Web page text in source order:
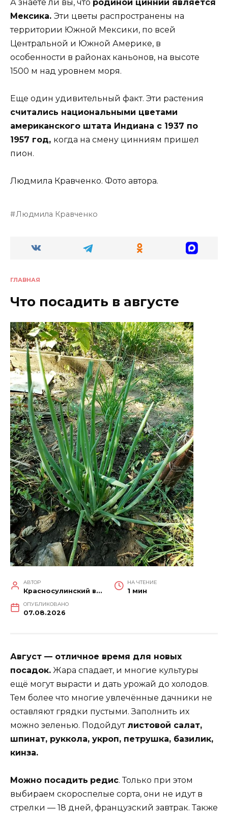
А знаете ли вы, что родиной циннии является
Мексика. Эти цветы распространены на
территории Южной Мексики, по всей
Центральной и Южной Америке, в
особенности в районах каньонов, на высоте
1500 м над уровнем моря.
Еще один удивительный факт. Эти растения
считались национальными цветами
американского штата Индиана с 1937 по
1957 год, когда на смену цинниям пришел
пион.
Людмила Кравченко. Фото автора.
Людмила Кравченко
ГЛАВНАЯ
Что посадить в августе
АВТОР
Красносулинский вестник
НА ЧТЕНИЕ
1 мин
ОПУБЛИКОВАНО
07.08.2026
Август — отличное время для новых
посадок. Жара спадает, и многие культуры
ещё могут вырасти и дать урожай до холодов.
Тем более что многие увлечённые дачники не
оставляют грядки пустыми. Заполнить их
можно зеленью. Подойдут листовой салат,
шпинат, руккола, укроп, петрушка, базилик,
кинза.
Можно посадить редис. Только при этом
выбираем скороспелые сорта, они не идут в
стрелки — 18 дней, французский завтрак. Также